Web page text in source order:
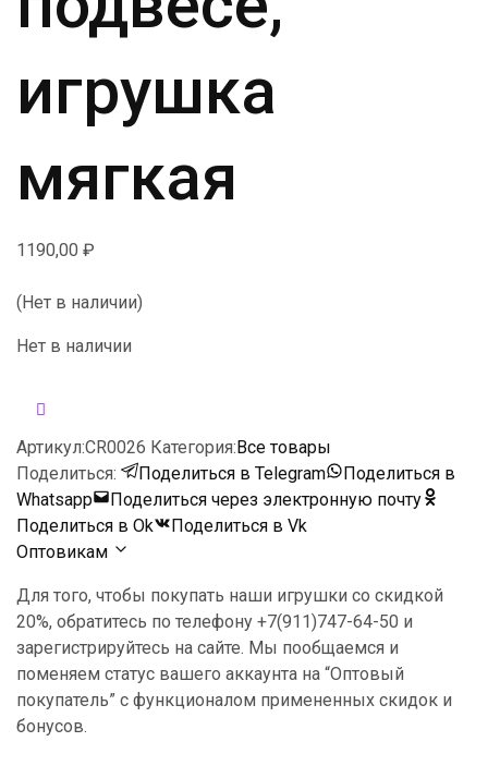
игрушка
мягкая
1190,00 ₽
(Нет в наличии)
Нет в наличии
Артикул:CR0026 Категория:Все товары
Поделиться:
Поделиться в Telegram
Поделиться в
Whatsapp
Поделиться через электронную почту
Поделиться в Ok
Поделиться в Vk
Оптовикам
Для того, чтобы покупать наши игрушки со скидкой
20%, обратитесь по телефону +7(911)747-64-50 и
зарегистрируйтесь на сайте. Мы пообщаемся и
поменяем статус вашего аккаунта на “Оптовый
покупатель” с функционалом примененных скидок и
бонусов.